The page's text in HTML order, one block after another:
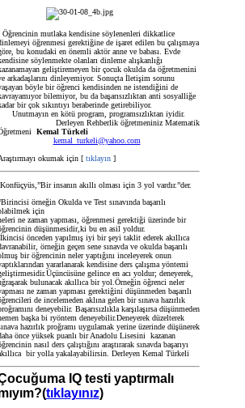
mutlaka kendisine söylenenleri dikkatlice
öğrenmesi gerektiğine de işaret edilen bu çalışmaya
bu konudaki en önemli aktör anne ve babası. Evde
söylenmekte olanları dinleme alışkanlığı
geliştiremeyen bir çocuk okulda da öğretmenini
arkadaşlarını dinleyemiyor. Sonuçta İletişim sorunu
böyle bir öğrenci kendisinden ne istendiğini de
bilemiyor, bu da başarısızlıktan anti sosyalliğe
bir çok sıkıntıyı beraberinde getirebiliyor.
en kötü program, programsızlıktan iyidir.
Rehberlik öğretmeniniz Matematik
Kemal Türkeli
kemal_turkeli@yahoo.com
okumak için [ tıklayın]
Konfüçyüs,”Bir insanın akıllı olması için 3 yol vardır.”der.
örneğin Okulda ve Test sınavında başarılı
için
ne zaman yapması, öğrenmesi gerektiği üzerinde bir
düşünmesidir,ki bu en asil yoldur.
önceden yapılmış iyi bir şeyi taklit ederek akıllıca
örneğin geçen sene sınavda ve okulda başarılı
bir öğrencinin neler yaptığını inceleyerek onun
yararlanarak kendisine ders çalışma yöntemi
gelince en acı yoldur; deneyerek,
bulunacak akıllıca bir yol.Örneğin öğrenci neler
ne zaman yapması gerektiğini düşünmeden başarılı
de incelemeden aklına gelen bir sınava hazırlık
deneyebilir. Başarısızlıkla karşılaşırsa düşünmeden
başka bi ryöntem deneyebilir.Deneyerek düzelterek
hazırlık proğramı uygulamak yerine üzerinde düşünerek
önce yüksek puanlı bir Anadolu Lisesini kazanan
nasıl ders çalıştığını araştırarak sınavda başarıyı
bir yolla yakalayabilirsin. Derleyen Kemal Türkeli
IQ testi yaptırmalı
tıklayınız)